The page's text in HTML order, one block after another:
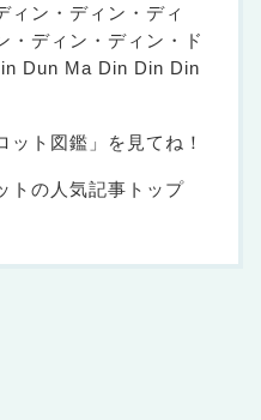
ィン・ディン・ディ
・ディン・ディン・ド
Dun Ma Din Din Din
ット図鑑」を見てね！
トの人気記事トップ